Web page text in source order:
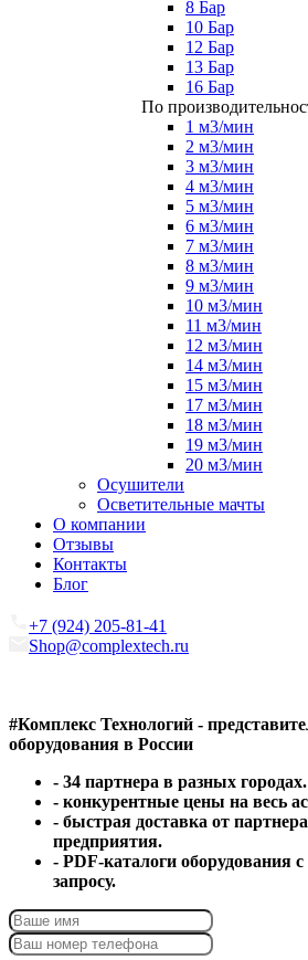
8 Бар
10 Бар
12 Бар
13 Бар
16 Бар
По
1 м3/мин
2 м3/мин
3 м3/мин
4 м3/мин
5 м3/мин
6 м3/мин
7 м3/мин
8 м3/мин
9 м3/мин
10 м3/мин
11 м3/мин
12 м3/мин
14 м3/мин
15 м3/мин
17 м3/мин
18 м3/мин
19 м3/мин
20 м3/мин
Осушители
Осветительные мачты
О компании
Отзывы
Контакты
Блог
+7 (924) 205-81-41
Shop@complextech.ru
#Комплекс Технологий -
оборудования в России
- 34 партнера в разных городах.
- конкурентные цены на весь
- быстрая доставка от
предприятия.
- PDF-каталоги оборудования
запросу.